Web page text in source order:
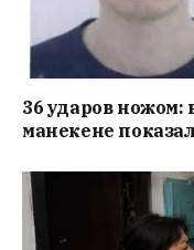
36 ударов ножом:
манекене